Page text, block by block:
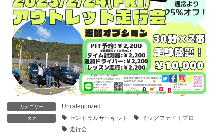
カテゴリー Uncategorized
タグ セントラルサーキット
ドッグファイトプロ
走行会